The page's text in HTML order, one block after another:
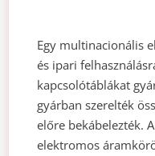
Egy multinacionális
és ipari
kapcsolótáblákat
gyárban szerelték
előre bekábelezték.
elektromos